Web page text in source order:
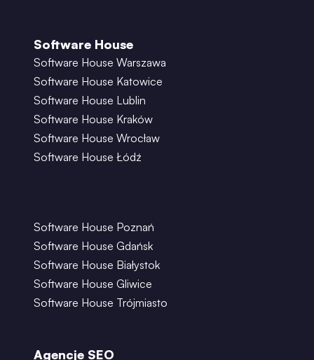
Software House
Software House Warszawa
Software House Katowice
Software House Lublin
Software House Kraków
Software House Wrocław
Software House Łódź
Software House Poznań
Software House Gdańsk
Software House Białystok
Software House Gliwice
Software House Trójmiasto
Agencje SEO